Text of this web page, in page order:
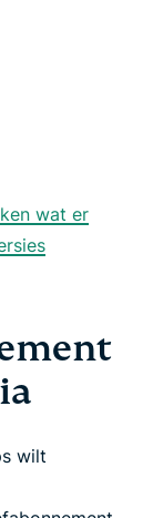
wat er
wilt